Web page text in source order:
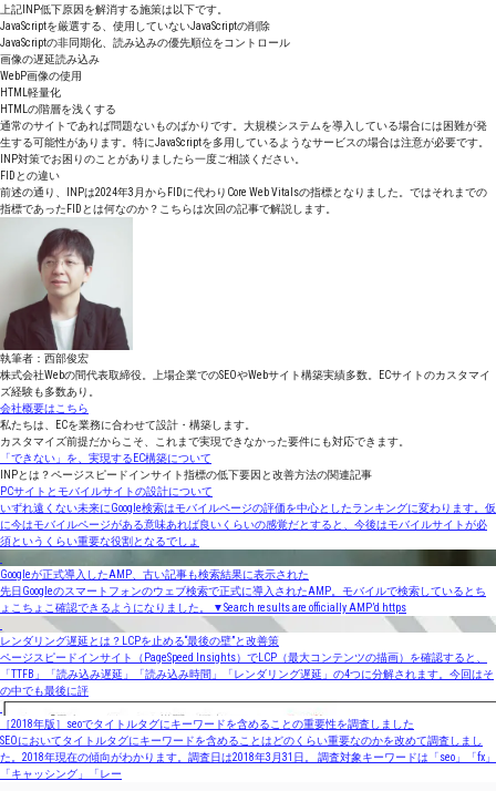
上記INP低下原因を解消する施策は以下です。
JavaScriptを厳選する、使用していないJavaScriptの削除
JavaScriptの非同期化、読み込みの優先順位をコントロール
画像の遅延読み込み
WebP画像の使用
HTML軽量化
HTMLの階層を浅くする
通常のサイトであれば問題ないものばかりです。大規模システムを導入している場合には困難が発
生する可能性があります。特にJavaScriptを多用しているようなサービスの場合は注意が必要です。
INP対策でお困りのことがありましたら一度ご相談ください。
FIDとの違い
前述の通り、INPは2024年3月からFIDに代わりCore Web Vitalsの指標となりました。ではそれまでの
指標であったFIDとは何なのか？こちらは次回の記事で解説します。
執筆者：西部俊宏
株式会社Webの間代表取締役。上場企業でのSEOやWebサイト構築実績多数。ECサイトのカスタマイ
ズ経験も多数あり。
会社概要はこちら
私たちは、ECを業務に合わせて設計・構築します。
カスタマイズ前提だからこそ、これまで実現できなかった要件にも対応できます。
「できない」を、実現するEC構築について
INPとは？ページスピードインサイト指標の低下要因と改善方法の関連記事
PCサイトとモバイルサイトの設計について
いずれ遠くない未来にGoogle検索はモバイルページの評価を中心としたランキングに変わります。仮
に今はモバイルページがある意味あれば良いくらいの感覚だとすると、今後はモバイルサイトが必
須というくらい重要な役割となるでしょ
Googleが正式導入したAMP、古い記事も検索結果に表示された
先日Googleのスマートフォンのウェブ検索で正式に導入されたAMP。モバイルで検索しているとち
ょこちょこ確認できるようになりました。 ▼Search results are officially AMP’d https
レンダリング遅延とは？LCPを止める“最後の壁”と改善策
ページスピードインサイト（PageSpeed Insights）でLCP（最大コンテンツの描画）を確認すると、
「TTFB」「読み込み遅延」「読み込み時間」「レンダリング遅延」の4つに分解されます。今回はそ
の中でも最後に評
［2018年版］seoでタイトルタグにキーワードを含めることの重要性を調査しました
SEOにおいてタイトルタグにキーワードを含めることはどのくらい重要なのかを改めて調査しまし
た。2018年現在の傾向がわかります。調査日は2018年3月31日。 調査対象キーワードは「seo」「fx」
「キャッシング」「レー